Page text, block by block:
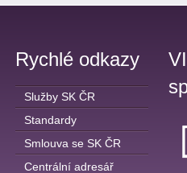
Rychlé odkazy
Služby SK ČR
Standardy
Smlouva se SK ČR
Centrální adresář